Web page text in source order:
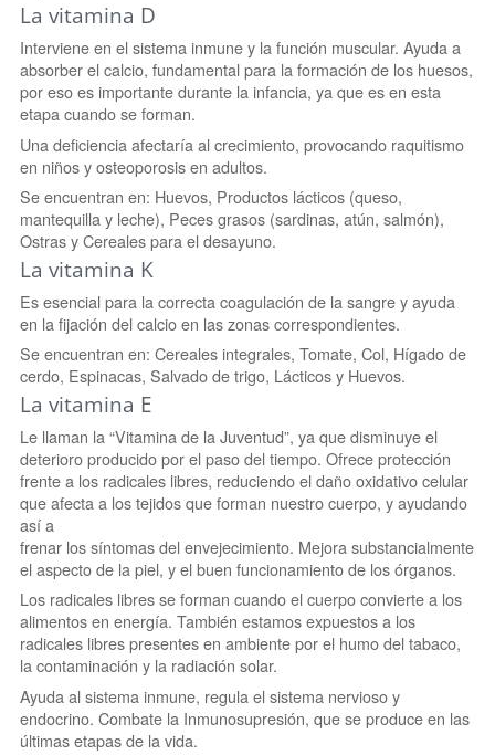
La vitamina D
Interviene en el sistema inmune y la función muscular. Ayuda a
absorber el calcio, fundamental para la formación de los huesos,
por eso es importante durante la infancia, ya que es en esta
etapa cuando se forman.
Una deficiencia afectaría al crecimiento, provocando raquitismo
en niños y osteoporosis en adultos.
Se encuentran en: Huevos, Productos lácticos (queso,
mantequilla y leche), Peces grasos (sardinas, atún, salmón),
Ostras y Cereales para el desayuno.
La vitamina K
Es esencial para la correcta coagulación de la sangre y ayuda
en la fijación del calcio en las zonas correspondientes.
Se encuentran en: Cereales integrales, Tomate, Col, Hígado de
cerdo, Espinacas, Salvado de trigo, Lácticos y Huevos.
La vitamina E
Le llaman la “Vitamina de la Juventud”, ya que disminuye el
deterioro producido por el paso del tiempo. Ofrece protección
frente a los radicales libres, reduciendo el daño oxidativo celular
que afecta a los tejidos que forman nuestro cuerpo, y ayudando
así a
frenar los síntomas del envejecimiento. Mejora substancialmente
el aspecto de la piel, y el buen funcionamiento de los órganos.
Los radicales libres se forman cuando el cuerpo convierte a los
alimentos en energía. También estamos expuestos a los
radicales libres presentes en ambiente por el humo del tabaco,
la contaminación y la radiación solar.
Ayuda al sistema inmune, regula el sistema nervioso y
endocrino. Combate la Inmunosupresión, que se produce en las
últimas etapas de la vida.